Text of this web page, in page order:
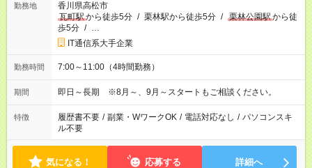
勤務地
香川県高松市
瓦町駅から徒歩5分 / 栗林駅から徒歩5分 / 栗林公園駅から徒
歩5分 / …
IT通信系大手企業
勤務時間 7:00～11:00（4時間勤務）
期間 即日～長期 ※8月～、9月～スタートもご相談ください。
特徴 履歴書不要 / 副業・WワークOK / 電話対応なし / パソコンスキ
ル不要
気になる！ 応募する 詳細へ